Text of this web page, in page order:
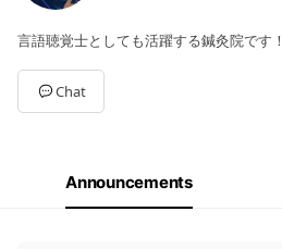
言語聴覚士としても活躍する鍼灸院です！
Chat
Announcements